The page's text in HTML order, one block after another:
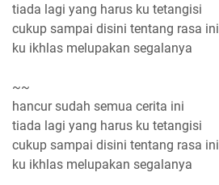
tiada lagi yang harus ku tetangisi
cukup sampai disini tentang rasa ini
ku ikhlas melupakan segalanya
~~
hancur sudah semua cerita ini
tiada lagi yang harus ku tetangisi
cukup sampai disini tentang rasa ini
ku ikhlas melupakan segalanya